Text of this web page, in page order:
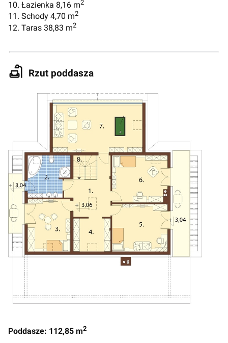
10. Łazienka 8,16 m2
11. Schody 4,70 m2
12. Taras 38,83 m2
Rzut poddasza
Poddasze: 112,85 m2